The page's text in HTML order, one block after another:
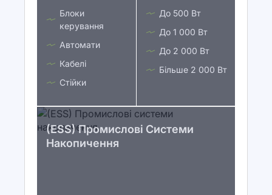
Блоки
керування
Автомати
Кабелі
Стійки
До 500 Вт
До 1 000 Вт
До 2 000 Вт
Більше 2 000 Вт
(ESS) Промислові Системи
Накопичення